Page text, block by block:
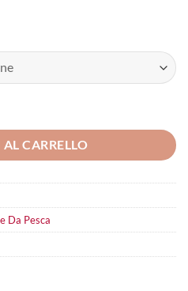
CARRELLO
Da Pesca